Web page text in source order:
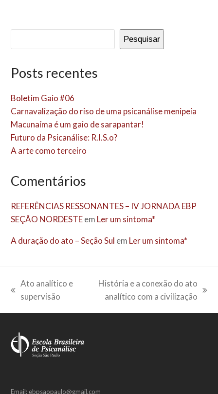
Pesquisar
Posts recentes
Boletim Gaio #06
Carnavalização do riso de uma psicanálise menipeia
Macunaíma é um gaio de sarapantar!
Futuro da Psicanálise: R.I.S.o?
A arte como terceiro
Comentários
REFERÊNCIAS RESSONANTES – IV JORNADA EBP
SEÇÃO NORDESTEem Ler um sintoma*
A duração do ato – Seção Sul em Ler um sintoma*
previous
Ato analítico e
supervisão
História e a conexão do ato
analítico com a civilização
Email: ebpsaopaulo@gmail.com